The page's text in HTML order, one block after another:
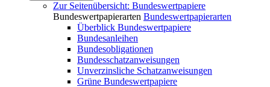
Zur Seitenübersicht: Bundeswertpapiere
Bundeswertpapierarten Bundeswertpapierarten
Überblick Bundeswertpapiere
Bundesanleihen
Bundesobligationen
Bundesschatzanweisungen
Unverzinsliche Schatzanweisungen
Grüne Bundeswertpapiere